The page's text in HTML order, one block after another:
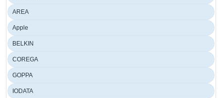
AREA
Apple
BELKIN
COREGA
GOPPA
IODATA